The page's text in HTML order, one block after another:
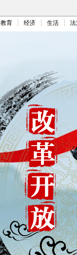
教育 经济 生活